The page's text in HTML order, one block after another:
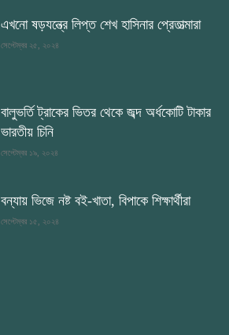
এখনো ষড়যন্ত্রে লিপ্ত শেখ হাসিনার প্রেতাত্মারা
সেপ্টেম্বর ২৫, ২০২৪
বালুভর্তি ট্রাকের ভিতর থেকে জব্দ অর্ধকোটি টাকার
ভারতীয় চিনি
সেপ্টেম্বর ১৯, ২০২৪
বন্যায় ভিজে নষ্ট বই-খাতা, বিপাকে শিক্ষার্থীরা
সেপ্টেম্বর ১৫, ২০২৪